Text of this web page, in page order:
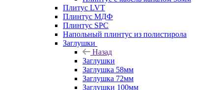
Плитус LVT
Плинтус МДФ
Плинтус SPC
Напольный плинтус из полистирола
Заглушки
Назад
Заглушки
Заглушка 58мм
Заглушка 72мм
Заглушки 100мм